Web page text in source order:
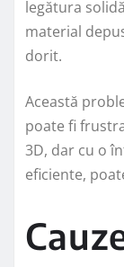
legătura
material
dorit.
Această
poate fi
3D, dar cu o
eficiente,